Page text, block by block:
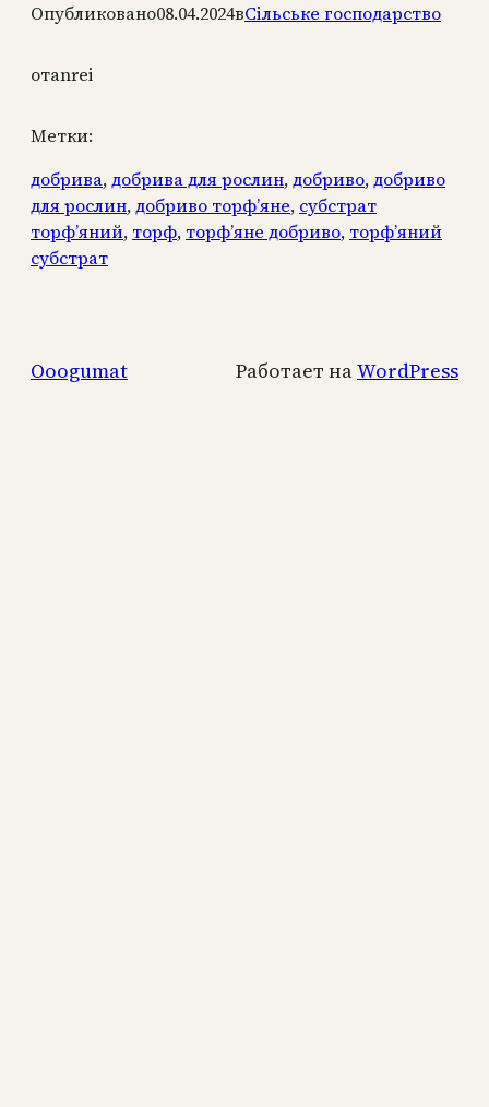
Опубликовано08.04.2024вСільське господарство
отanrei
Метки:
добрива, добрива для рослин, добриво, добриво
для рослин, добриво торф’яне, субстрат
торф’яний, торф, торф’яне добриво, торф’яний
субстрат
Ooogumat Работает наWordPress